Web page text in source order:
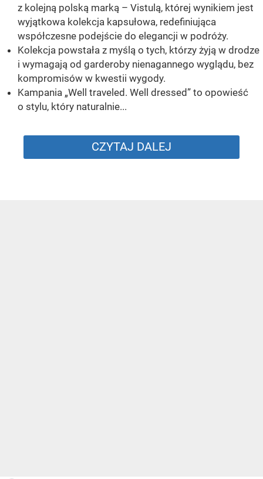
z kolejną polską marką – Vistulą, której wynikiem jest
wyjątkowa kolekcja kapsułowa, redefiniująca
współczesne podejście do elegancji w podróży.
Kolekcja powstała z myślą o tych, którzy żyją w drodze
i wymagają od garderoby nienagannego wyglądu, bez
kompromisów w kwestii wygody.
Kampania „Well traveled. Well dressed” to opowieść
o stylu, który naturalnie...
CZYTAJ DALEJ